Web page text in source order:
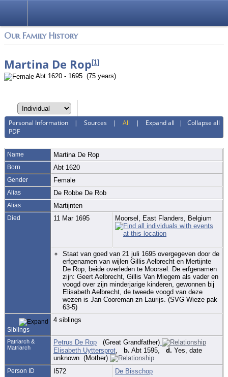
Our Family History
Martina De Rop [1]
Abt 1620 - 1695 (75 years)
Expand all | Collapse all
Personal Information |Sources |All |
PDF
Name Martina De Rop
Born Abt 1620
Gender Female
Alias De Robbe De Rob
Alias Martijnten
Died 11 Mar 1695 Moorsel, East Flanders, Belgium
Staat van goed van 21 juli 1695 overgegeven door de
erfgenamen van wijlen Gillis Aelbrecht en Mertijnte
De Rop, beide overleden te Moorsel. De erfgenamen
zijn: Geert Aelbrecht, Gillis Van Miegem als vader en
voogd over zijn minderjarige kinderen, gewonnen bij
Elisabeth Aelbrecht, de tweede voogd van deze
wezen is Jan Cooreman zn Laurijs. (SVG Wieze pak
63-5)
Siblings
4 siblings
Patriarch &
Matriarch
Petrus De Rop (Great Grandfather)
Elisabeth Uyttersprot
b. Abt 1595, d. Yes, date
unknown (Mother)
Person ID I572 De Bisschop